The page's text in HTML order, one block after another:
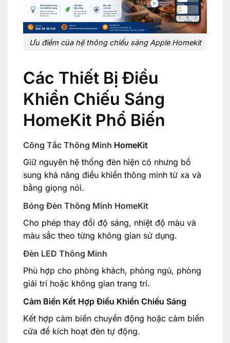
Ưu điểm của hệ thông chiếu sáng Apple Homekit
Các Thiết Bị Điều
Khiển Chiếu Sáng
HomeKit Phổ Biến
Công Tắc Thông Minh HomeKit
Giữ nguyên hệ thống đèn hiện có nhưng bổ
sung khả năng điều khiển thông minh từ xa và
bằng giọng nói.
Bóng Đèn Thông Minh HomeKit
Cho phép thay đổi độ sáng, nhiệt độ màu và
màu sắc theo từng không gian sử dụng.
Đèn LED Thông Minh
Phù hợp cho phòng khách, phòng ngủ, phòng
giải trí hoặc không gian trang trí.
Cảm Biến Kết Hợp Điều Khiền Chiếu Sáng
Kết hợp cảm biến chuyển động hoặc cảm biến
cửa để kích hoạt đèn tự động.